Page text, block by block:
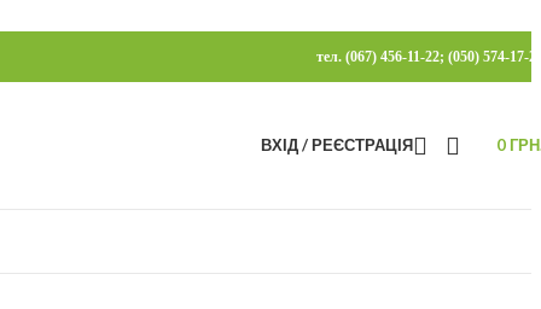
тел. (067) 456-11-22; (050) 574-17-
ВХІД / РЕЄСТРАЦІЯ 0